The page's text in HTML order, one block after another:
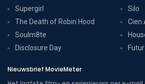
Supergirl
The Death of Robin Hood
Soulm8te
Disclosure Day
Silo
Cien
Nieuwsbrief MovieMeter